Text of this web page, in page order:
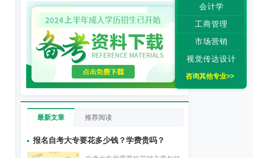
最新文章 推荐阅读
报名自考大专要花多少钱？学费贵吗？
会计学
工商管理
市场营销
视觉传达设计
咨询其他专业>>